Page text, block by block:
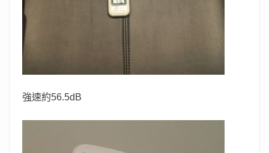
強速約56.5dB